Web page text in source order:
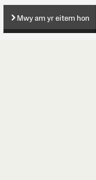
Mwy am yr eitem hon